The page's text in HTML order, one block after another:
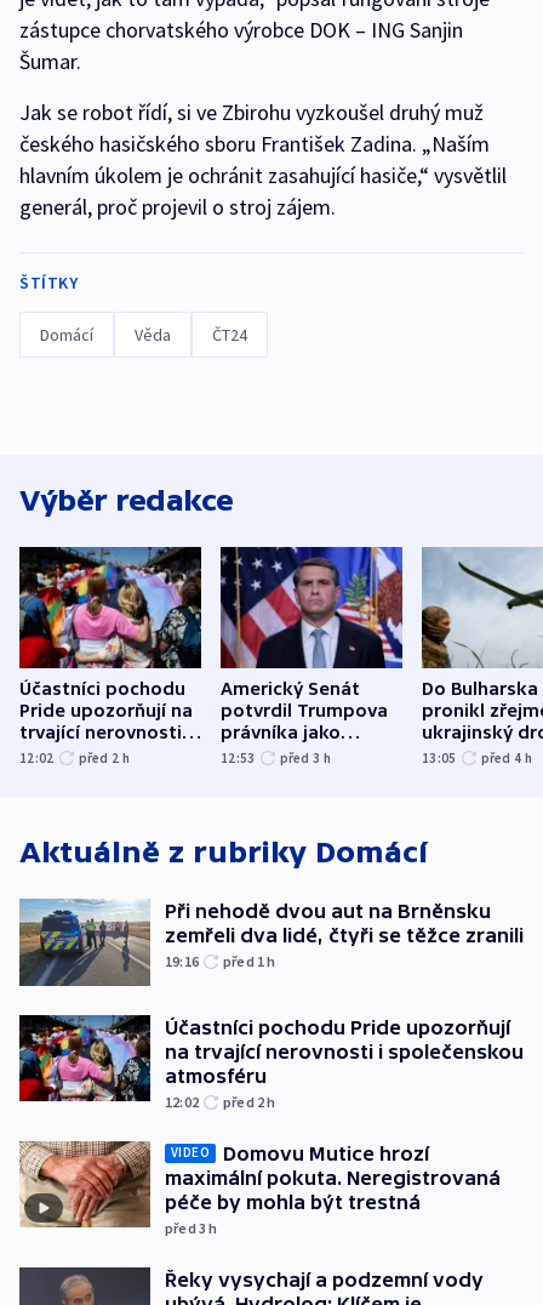
zástupce chorvatského výrobce DOK – ING Sanjin
Šumar.
Jak se robot řídí, si ve Zbirohu vyzkoušel druhý muž
českého hasičského sboru František Zadina. „Naším
hlavním úkolem je ochránit zasahující hasiče,“ vysvětlil
generál, proč projevil o stroj zájem.
ŠTÍTKY
Domácí Věda ČT24
Výběr redakce
Účastníci pochodu
Pride upozorňují na
trvající nerovnosti i
společenskou
12:02 před 2 h
Americký Senát
potvrdil Trumpova
právníka jako
ministra
12:53 před 3 h
Do Bulharska
pronikl
ukrajinský
explodoval
13:05 před 4 h
Aktuálně z rubriky Domácí
Při nehodě dvou aut na Brněnsku
zemřeli dva lidé, čtyři se těžce zranili
19:16 před 1h
Účastníci pochodu Pride upozorňují
na trvající nerovnosti i společenskou
atmosféru
12:02 před 2h
VIDEO
Domovu Mutice hrozí
maximální pokuta. Neregistrovaná
péče by mohla být trestná
před 3h
Řeky vysychají a podzemní vody